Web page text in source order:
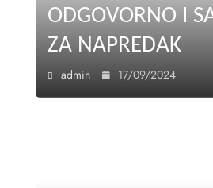
ODGOVORNO I
ZA NAPREDAK
admin 17/09/2024